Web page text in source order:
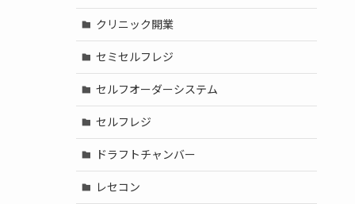
クリニック開業
セミセルフレジ
セルフオーダーシステム
セルフレジ
ドラフトチャンバー
レセコン